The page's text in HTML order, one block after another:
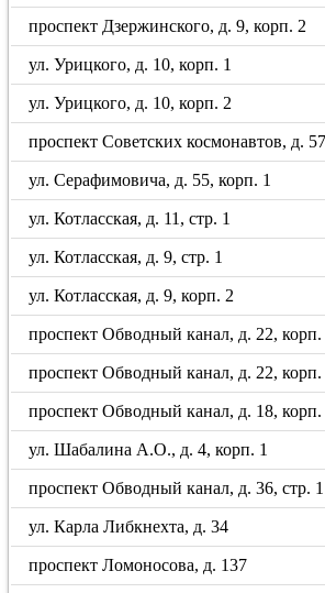
проспект Дзержинского, д. 9, корп. 2
ул. Урицкого, д. 10, корп. 1
ул. Урицкого, д. 10, корп. 2
проспект Советских космонавтов, д. 57
ул. Серафимовича, д. 55, корп. 1
ул. Котласская, д. 11, стр. 1
ул. Котласская, д. 9, стр. 1
ул. Котласская, д. 9, корп. 2
проспект Обводный канал, д. 22, корп.
проспект Обводный канал, д. 22, корп.
проспект Обводный канал, д. 18, корп.
ул. Шабалина А.О., д. 4, корп. 1
проспект Обводный канал, д. 36, стр. 1
ул. Карла Либкнехта, д. 34
проспект Ломоносова, д. 137